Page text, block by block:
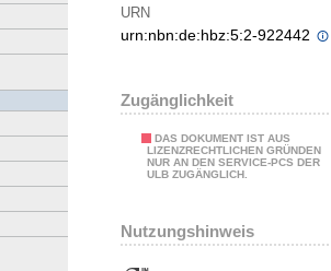
URN
urn:nbn:de:hbz:5:2-922442
Zugänglichkeit
DAS DOKUMENT IST AUS
LIZENZRECHTLICHEN GRÜNDEN
NUR AN DEN SERVICE-PCS DER
ULB ZUGÄNGLICH.
Nutzungshinweis